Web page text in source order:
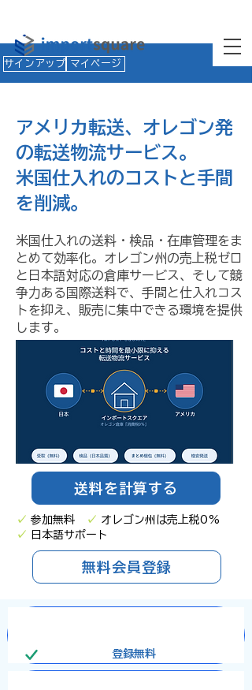
サインアップ マイページ
アメリカ転送、オレゴン発
の転送物流サービス。
米国仕入れのコストと手間
を削減。
米国仕入れの送料・検品・在庫管理をま
とめて効率化。オレゴン州の売上税ゼロ
と日本語対応の倉庫サービス、そして競
争力ある国際送料で、手間と仕入れコス
トを抑え、販売に集中できる環境を提供
します。
送料を計算する
✓ 参加無料 ✓ オレゴン州は売上税0%
✓
日本語サポート
無料会員登録
登録無料